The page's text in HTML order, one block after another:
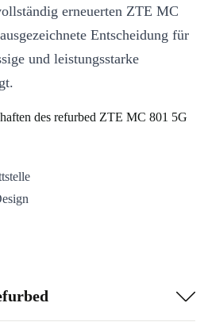
erneuerten ZTE MC
Entscheidung für
und leistungsstarke
des refurbed ZTE MC 801 5G